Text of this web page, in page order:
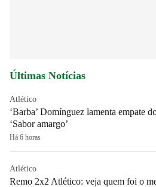
Últimas Notícias
Atlético
‘Barba’ Domínguez lamenta empate
‘Sabor amargo’
Há 6 horas
Atlético
Remo 2x2 Atlético: veja quem foi o